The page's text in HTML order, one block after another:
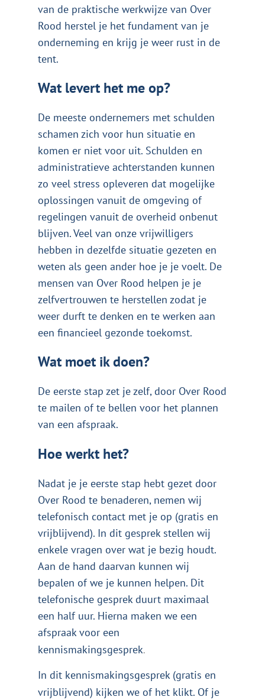
van de praktische werkwijze van Over
Rood herstel je het fundament van je
onderneming en krijg je weer rust in de
tent.
Wat levert het me op?
De meeste ondernemers met schulden
schamen zich voor hun situatie en
komen er niet voor uit. Schulden en
administratieve achterstanden kunnen
zo veel stress opleveren dat mogelijke
oplossingen vanuit de omgeving of
regelingen vanuit de overheid onbenut
blijven. Veel van onze vrijwilligers
hebben in dezelfde situatie gezeten en
weten als geen ander hoe je je voelt. De
mensen van Over Rood helpen je je
zelfvertrouwen te herstellen zodat je
weer durft te denken en te werken aan
een financieel gezonde toekomst.
Wat moet ik doen?
De eerste stap zet je zelf, door Over Rood
te mailen of te bellen voor het plannen
van een afspraak.
Hoe werkt het?
Nadat je je eerste stap hebt gezet door
Over Rood te benaderen, nemen wij
telefonisch contact met je op (gratis en
vrijblijvend). In dit gesprek stellen wij
enkele vragen over wat je bezig houdt.
Aan de hand daarvan kunnen wij
bepalen of we je kunnen helpen. Dit
telefonische gesprek duurt maximaal
een half uur. Hierna maken we een
afspraak voor een
kennismakingsgesprek.
In dit kennismakingsgesprek (gratis en
vrijblijvend) kijken we of het klikt. Of je